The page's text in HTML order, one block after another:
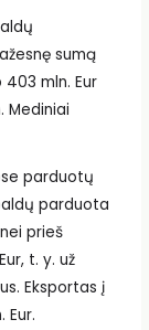
sumą
mln. Eur
Mediniai
parduotų
parduota
prieš
t. y. už
Eksportas į
Eur.